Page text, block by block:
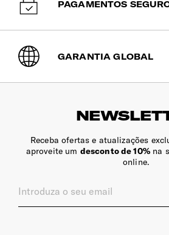
PAGAMENTOS
GARANTIA GLOBAL
Receba ofertas e atualizações
aproveite um desconto de 10%na
online.